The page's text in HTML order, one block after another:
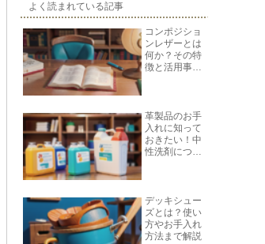
よく読まれている記事
コンポジショ
ンレザーとは
何か？その特
徴と活用事例
革製品のお手
入れに知って
おきたい！中
性洗剤につい
デッキシュー
ズとは？使い
方やお手入れ
方法まで解説